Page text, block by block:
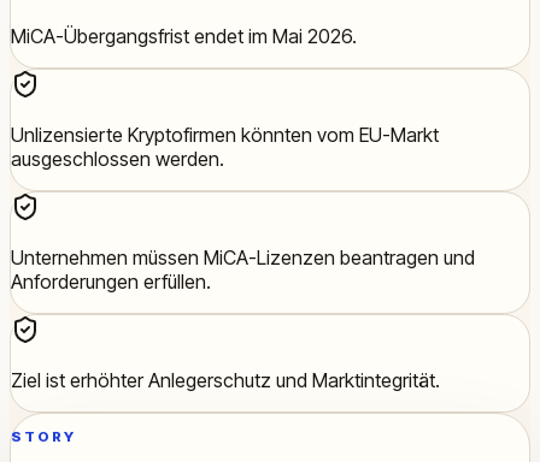
MiCA-Übergangsfrist endet im Mai 2026.
Unlizensierte Kryptofirmen könnten vom EU-Markt
ausgeschlossen werden.
Unternehmen müssen MiCA-Lizenzen beantragen und
Anforderungen erfüllen.
Ziel ist erhöhter Anlegerschutz und Marktintegrität.
STORY